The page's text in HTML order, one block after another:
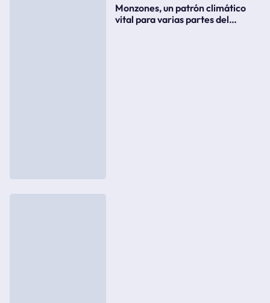
Monzones, un patrón climático
vital para varias partes del